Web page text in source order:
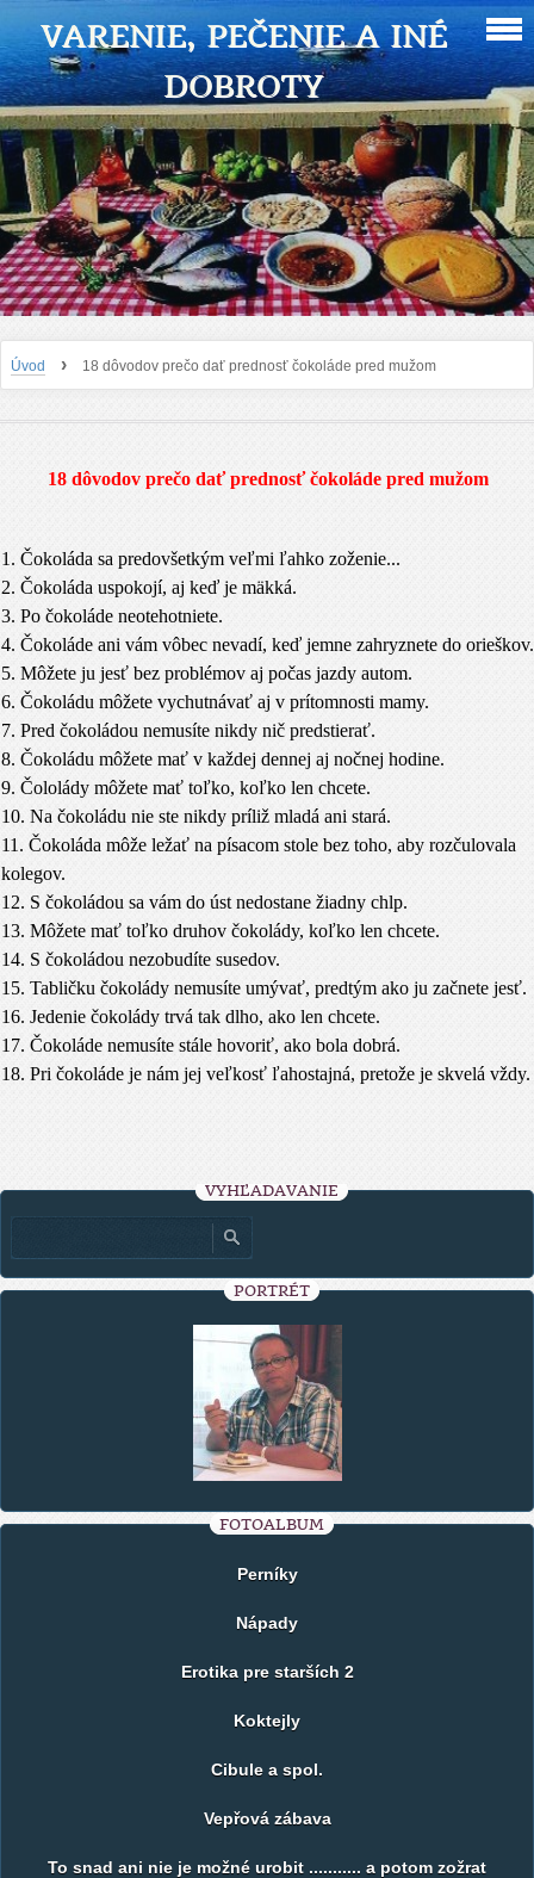
VARENIE, PEČENIE A INÉ
DOBROTY
Úvod › 18 dôvodov prečo dať prednosť čokoláde pred mužom
18 dôvodov prečo dať prednosť čokoláde pred mužom
1. Čokoláda sa predovšetkým veľmi ľahko zoženie...
2. Čokoláda uspokojí, aj keď je mäkká.
3. Po čokoláde neotehotniete.
4. Čokoláde ani vám vôbec nevadí, keď jemne zahryznete do orieškov.
5. Môžete ju jesť bez problémov aj počas jazdy autom.
6. Čokoládu môžete vychutnávať aj v prítomnosti mamy.
7. Pred čokoládou nemusíte nikdy nič predstierať.
8. Čokoládu môžete mať v každej dennej aj nočnej hodine.
9. Čololády môžete mať toľko, koľko len chcete.
10. Na čokoládu nie ste nikdy príliž mladá ani stará.
11. Čokoláda môže ležať na písacom stole bez toho, aby rozčulovala
kolegov.
12. S čokoládou sa vám do úst nedostane žiadny chlp.
13. Môžete mať toľko druhov čokolády, koľko len chcete.
14. S čokoládou nezobudíte susedov.
15. Tabličku čokolády nemusíte umývať, predtým ako ju začnete jesť.
16. Jedenie čokolády trvá tak dlho, ako len chcete.
17. Čokoláde nemusíte stále hovoriť, ako bola dobrá.
18. Pri čokoláde je nám jej veľkosť ľahostajná, pretože je skvelá vždy.
VYHĽADÁVANIE
PORTRÉT
FOTOALBUM
Perníky
Nápady
Erotika pre starších 2
Koktejly
Cibule a spol.
Vepřová zábava
To snad ani nie je možné urobit ........... a potom zožrat